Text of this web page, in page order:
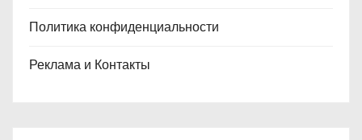
Политика конфиденциальности
Реклама и Контакты